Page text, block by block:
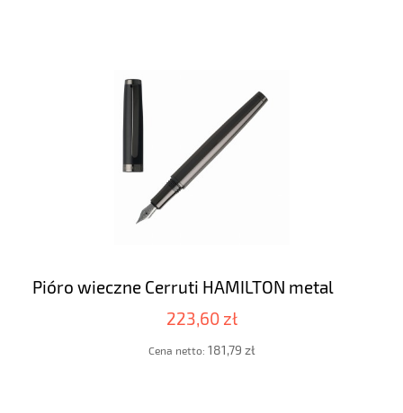
Pióro wieczne Cerruti HAMILTON metal
223,60 zł
Cena netto: 181,79 zł